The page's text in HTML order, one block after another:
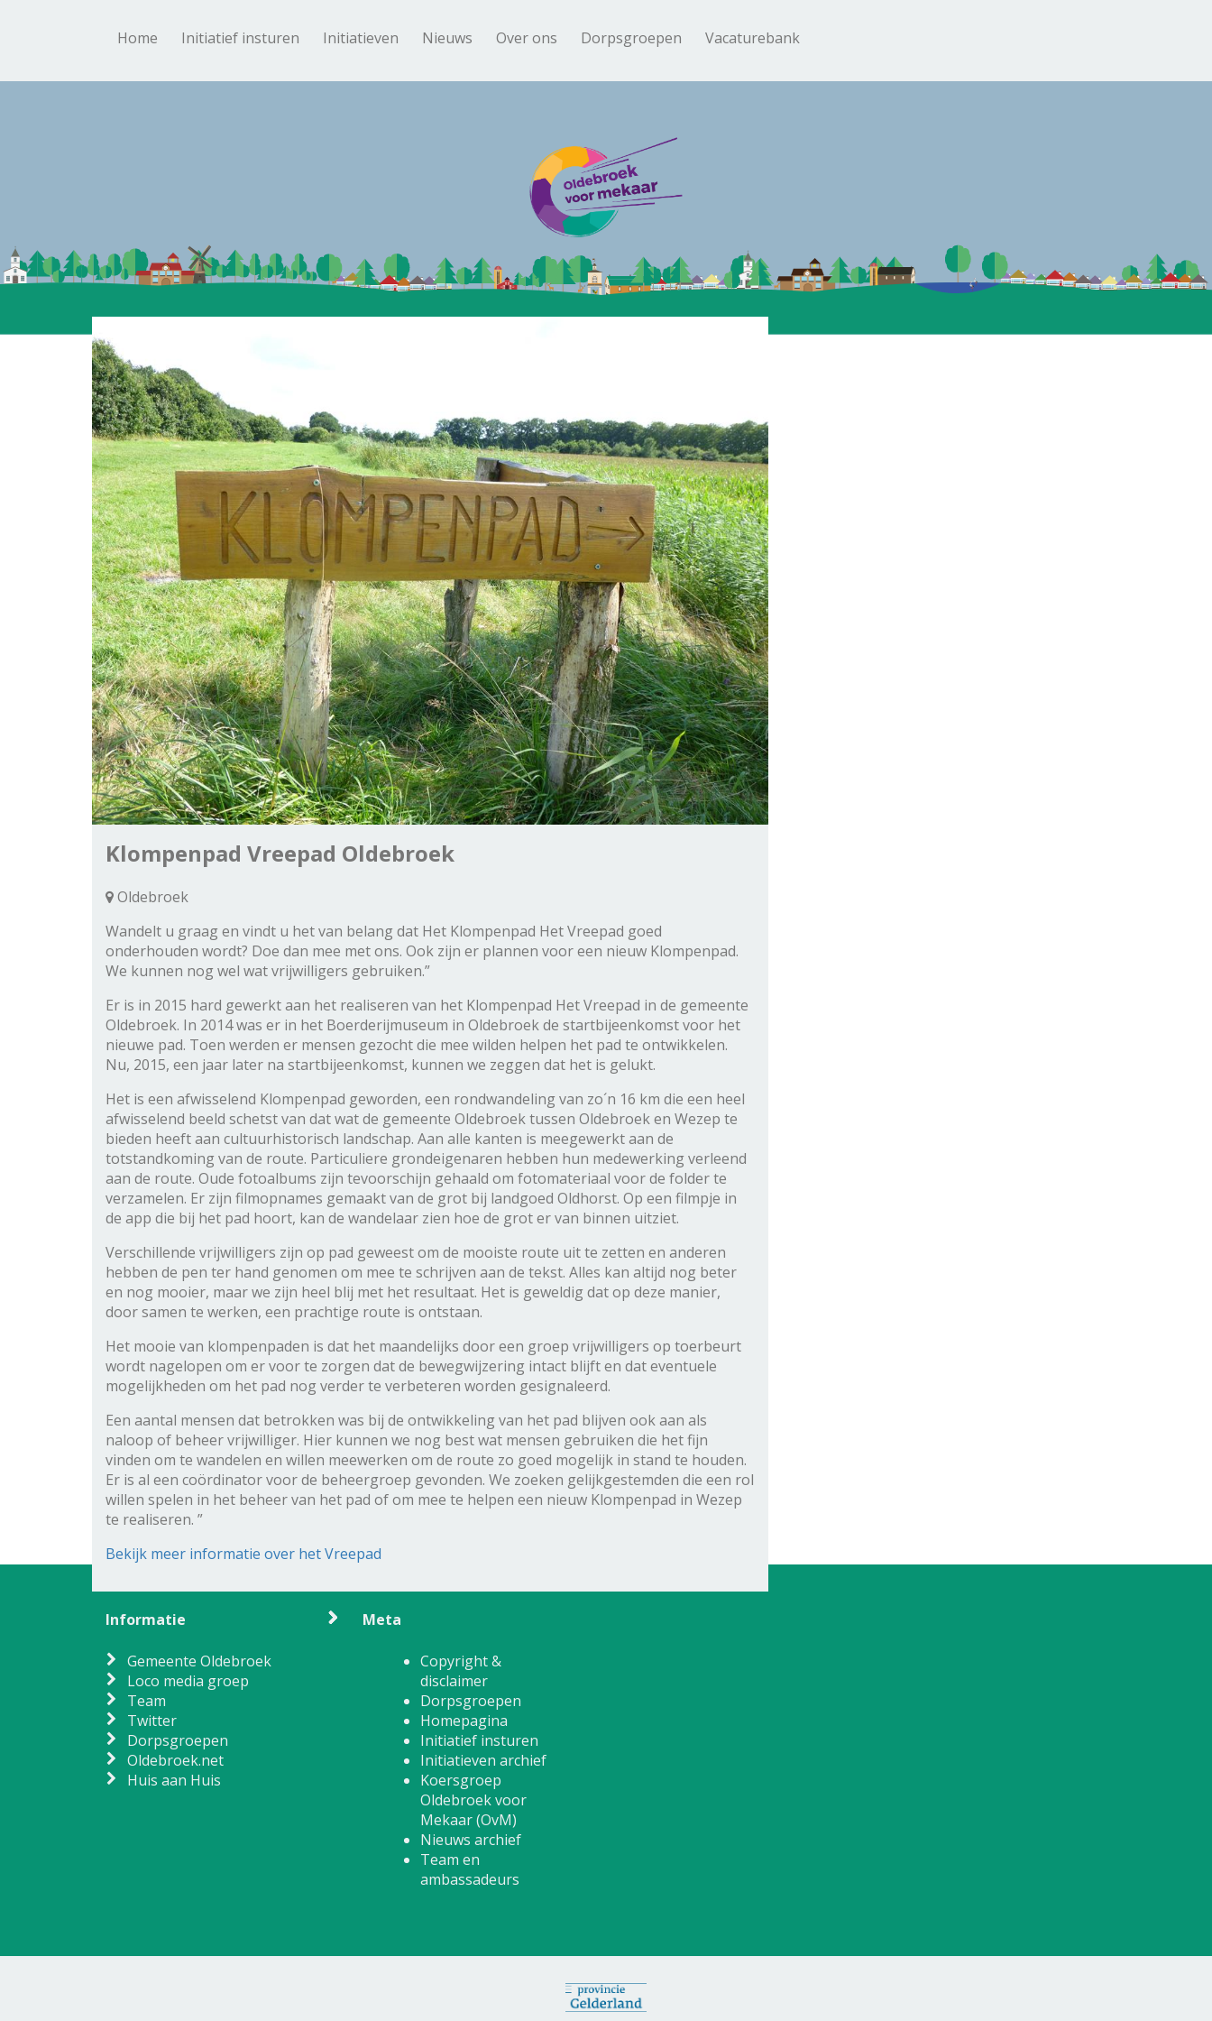
Home Initiatief insturen Initiatieven Nieuws Over ons Dorpsgroepen Vacaturebank
Klompenpad Vreepad Oldebroek
Oldebroek
Wandelt u graag en vindt u het van belang dat Het Klompenpad Het Vreepad goed
onderhouden wordt? Doe dan mee met ons. Ook zijn er plannen voor een nieuw Klompenpad.
We kunnen nog wel wat vrijwilligers gebruiken.”
Er is in 2015 hard gewerkt aan het realiseren van het Klompenpad Het Vreepad in de gemeente
Oldebroek. In 2014 was er in het Boerderijmuseum in Oldebroek de startbijeenkomst voor het
nieuwe pad. Toen werden er mensen gezocht die mee wilden helpen het pad te ontwikkelen.
Nu, 2015, een jaar later na startbijeenkomst, kunnen we zeggen dat het is gelukt.
Het is een afwisselend Klompenpad geworden, een rondwandeling van zo´n 16 km die een heel
afwisselend beeld schetst van dat wat de gemeente Oldebroek tussen Oldebroek en Wezep te
bieden heeft aan cultuurhistorisch landschap. Aan alle kanten is meegewerkt aan de
totstandkoming van de route. Particuliere grondeigenaren hebben hun medewerking verleend
aan de route. Oude fotoalbums zijn tevoorschijn gehaald om fotomateriaal voor de folder te
verzamelen. Er zijn filmopnames gemaakt van de grot bij landgoed Oldhorst. Op een filmpje in
de app die bij het pad hoort, kan de wandelaar zien hoe de grot er van binnen uitziet.
Verschillende vrijwilligers zijn op pad geweest om de mooiste route uit te zetten en anderen
hebben de pen ter hand genomen om mee te schrijven aan de tekst. Alles kan altijd nog beter
en nog mooier, maar we zijn heel blij met het resultaat. Het is geweldig dat op deze manier,
door samen te werken, een prachtige route is ontstaan.
Het mooie van klompenpaden is dat het maandelijks door een groep vrijwilligers op toerbeurt
wordt nagelopen om er voor te zorgen dat de bewegwijzering intact blijft en dat eventuele
mogelijkheden om het pad nog verder te verbeteren worden gesignaleerd.
Een aantal mensen dat betrokken was bij de ontwikkeling van het pad blijven ook aan als
naloop of beheer vrijwilliger. Hier kunnen we nog best wat mensen gebruiken die het fijn
vinden om te wandelen en willen meewerken om de route zo goed mogelijk in stand te houden.
Er is al een coördinator voor de beheergroep gevonden. We zoeken gelijkgestemden die een rol
willen spelen in het beheer van het pad of om mee te helpen een nieuw Klompenpad in Wezep
te realiseren. ”
Bekijk meer informatie over het Vreepad
Informatie
Gemeente Oldebroek
Loco media groep
Team
Twitter
Dorpsgroepen
Oldebroek.net
Huis aan Huis
Meta
Copyright &
disclaimer
Dorpsgroepen
Homepagina
Initiatief insturen
Initiatieven archief
Koersgroep
Oldebroek voor
Mekaar (OvM)
Nieuws archief
Team en
ambassadeurs